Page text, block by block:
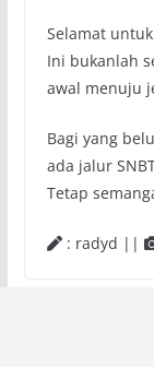
Selamat
Ini bukanlah
awal menuju
Bagi yang
ada jalur
Tetap
: radyd ||